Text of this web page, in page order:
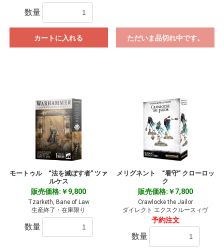
数量
カートに入れる ただいま品切れ中です。
モートゥル “法を滅ぼす者” ツァ
ルケス
販売価格:￥9,800
Tzarketh, Bane of Law
生産終了・在庫限り
数量
メリグネント “看守” クローロッ
ク
販売価格:￥7,800
Crawlocke the Jailor
ダイレクト エクスクルースィヴ
予約注文
数量